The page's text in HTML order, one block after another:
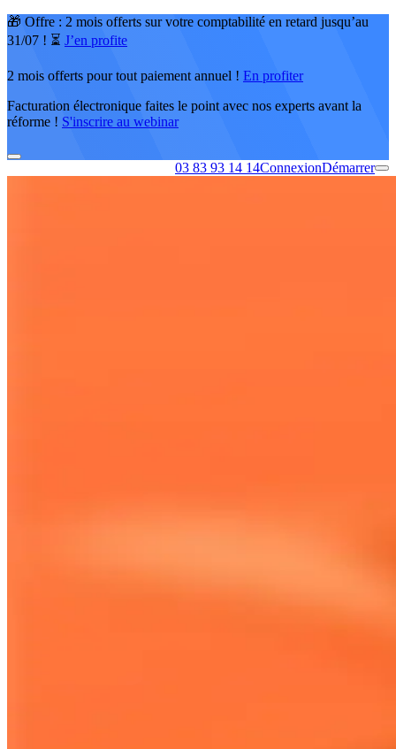
🎁 Offre : 2 mois offerts sur votre comptabilité en retard jusqu’au
31/07 ! ⏳ J’en profite
2 mois offerts pour tout paiement annuel ! En profiter
Facturation électronique faites le point avec nos experts avant la
réforme ! S'inscrire au webinar
03 83 93 14 14ConnexionDémarrer